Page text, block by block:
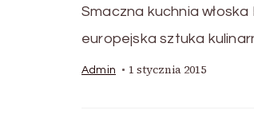
Smaczna kuchnia
europejska sztuka
Admin 1 stycznia 2015